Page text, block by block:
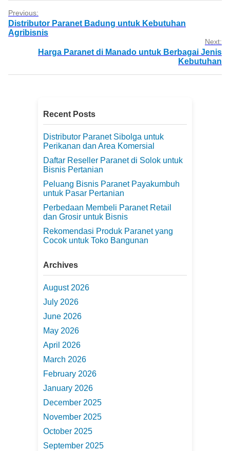
Previous:
Distributor Paranet Badung untuk Kebutuhan
Agribisnis
Next:
Harga Paranet di Manado untuk Berbagai Jenis
Kebutuhan
Recent Posts
Distributor Paranet Sibolga untuk
Perikanan dan Area Komersial
Daftar Reseller Paranet di Solok untuk
Bisnis Pertanian
Peluang Bisnis Paranet Payakumbuh
untuk Pasar Pertanian
Perbedaan Membeli Paranet Retail
dan Grosir untuk Bisnis
Rekomendasi Produk Paranet yang
Cocok untuk Toko Bangunan
Archives
August 2026
July 2026
June 2026
May 2026
April 2026
March 2026
February 2026
January 2026
December 2025
November 2025
October 2025
September 2025